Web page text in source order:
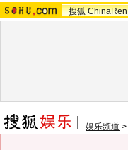
搜狐 ChinaRen
娱乐频道 >